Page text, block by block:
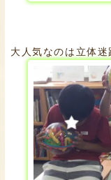
大人気なのは立体迷